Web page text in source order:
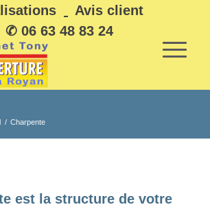
Avis client
✆ 06 63 48 83 24
/ Charpente
est la structure de votre